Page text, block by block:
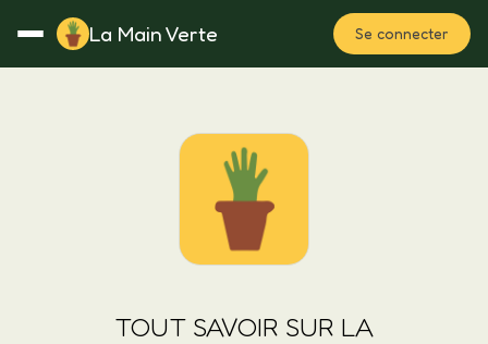
La Main Verte Se connecter
Notes Fertilisation
TOUT SAVOIR SUR LA